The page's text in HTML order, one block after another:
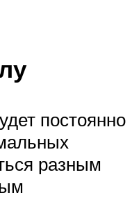
постоянно
разным